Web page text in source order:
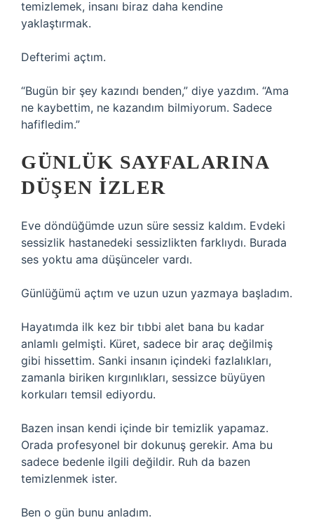
temizlemek, insanı biraz daha kendine
yaklaştırmak.
Defterimi açtım.
“Bugün bir şey kazındı benden,” diye yazdım. “Ama
ne kaybettim, ne kazandım bilmiyorum. Sadece
hafifledim.”
GÜNLÜK SAYFALARINA
DÜŞEN İZLER
Eve döndüğümde uzun süre sessiz kaldım. Evdeki
sessizlik hastanedeki sessizlikten farklıydı. Burada
ses yoktu ama düşünceler vardı.
Günlüğümü açtım ve uzun uzun yazmaya başladım.
Hayatımda ilk kez bir tıbbi alet bana bu kadar
anlamlı gelmişti. Küret, sadece bir araç değilmiş
gibi hissettim. Sanki insanın içindeki fazlalıkları,
zamanla biriken kırgınlıkları, sessizce büyüyen
korkuları temsil ediyordu.
Bazen insan kendi içinde bir temizlik yapamaz.
Orada profesyonel bir dokunuş gerekir. Ama bu
sadece bedenle ilgili değildir. Ruh da bazen
temizlenmek ister.
Ben o gün bunu anladım.